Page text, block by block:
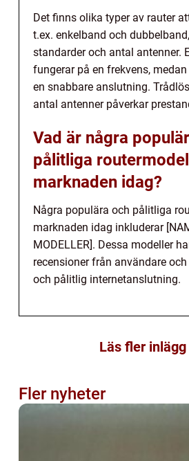
Det finns olika typer av rauter
t.ex. enkelband och
standarder och antal antenner.
fungerar på en frekvens,
en snabbare anslutning.
antal antenner påverkar
Vad är några
pålitliga
marknaden idag?
Några populära och pålitliga
marknaden idag inkluderar
MODELLER]. Dessa modeller
recensioner från användare
och pålitlig internetanslutning.
Läs fler
Fler nyheter